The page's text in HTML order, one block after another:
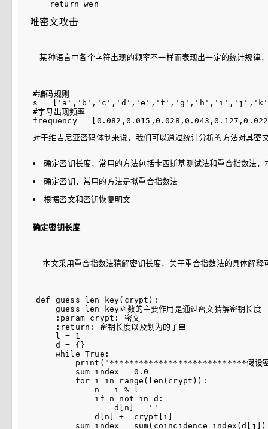
唯密文攻击
某种语言中各个字符出现的频率不一样而表现出一定的统计规律
#编码规则
s =
#字母出现频率
对于维吉尼亚密码体制来说，我们可以通过统计分析的方法对其
确定密钥长度，常用的方法包括卡西斯基测试法和重合指数法
确定密钥，常用的方法是拟重合指数法
根据密文和密钥恢复明文
确定密钥长度
本文采用重合指数法猜解密钥长度，关于重合指数法的具体解释
def guess_len_key(crypt):
    guess_len_key函数的主要作用是通过密文猜解密钥长度
    :param crypt: 密文
    :return: 密钥长度以及划为的子串
    l = 1
    d = {}
    while True:
print("****************************假设
        sum_index = 0.0
        for i in range(len(crypt)):
            n = i % l
            if n not in d:
                d[n] = ''
            d[n] += crypt[i]
sum_index =